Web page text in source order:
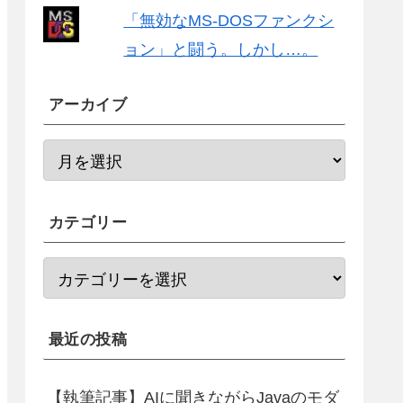
「無効なMS-DOSファンクシ
ョン」と闘う。しかし…。
アーカイブ
カテゴリー
最近の投稿
【執筆記事】AIに聞きながらJavaのモダ